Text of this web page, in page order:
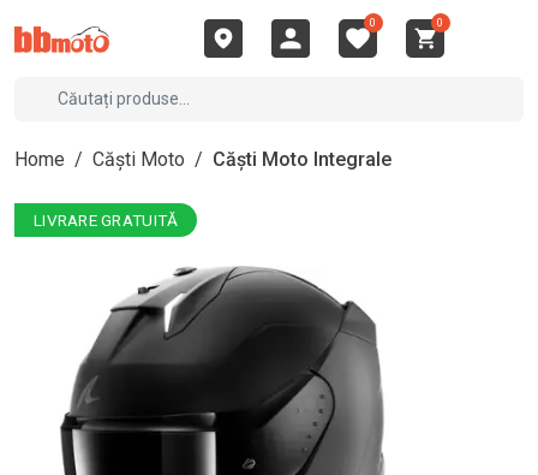
0 0
Home / Căști Moto / Căști Moto Integrale
LIVRARE GRATUITĂ